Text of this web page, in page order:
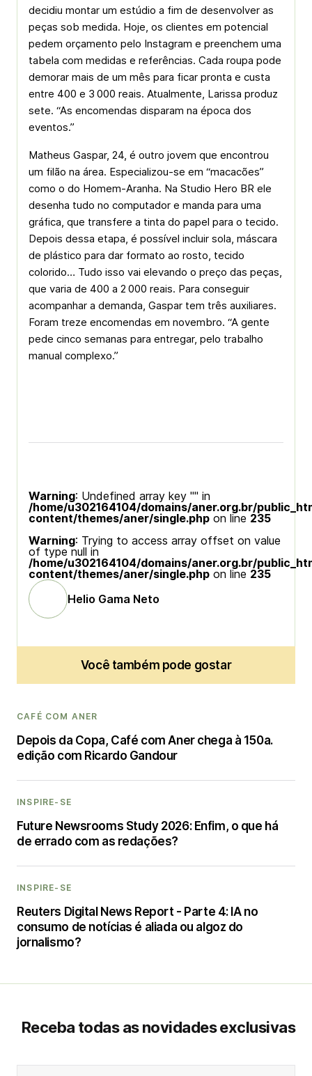
decidiu montar um estúdio a fim de desenvolver as
peças sob medida. Hoje, os clientes em potencial
pedem orçamento pelo Instagram e preenchem uma
tabela com medidas e referências. Cada roupa pode
demorar mais de um mês para ficar pronta e custa
entre 400 e 3 000 reais. Atualmente, Larissa produz
sete. “As encomendas disparam na época dos
eventos.”
Matheus Gaspar, 24, é outro jovem que encontrou
um filão na área. Especializou-se em “macacões”
como o do Homem-Aranha. Na Studio Hero BR ele
desenha tudo no computador e manda para uma
gráfica, que transfere a tinta do papel para o tecido.
Depois dessa etapa, é possível incluir sola, máscara
de plástico para dar formato ao rosto, tecido
colorido… Tudo isso vai elevando o preço das peças,
que varia de 400 a 2 000 reais. Para conseguir
acompanhar a demanda, Gaspar tem três auxiliares.
Foram treze encomendas em novembro. “A gente
pede cinco semanas para entregar, pelo trabalho
manual complexo.”
Warning: Undefined array key "" in
/home/u302164104/domains/aner.org.br/
content/themes/aner/single.php on line 235
Warning: Trying to access array offset on value
of type null in
/home/u302164104/domains/aner.org.br/
content/themes/aner/single.php on line 235
Helio Gama Neto
Você também pode gostar
CAFÉ COM ANER
Depois da Copa, Café com Aner chega à 150a.
edição com Ricardo Gandour
INSPIRE-SE
Future Newsrooms Study 2026: Enfim, o que há
de errado com as redações?
INSPIRE-SE
Reuters Digital News Report - Parte 4: IA no
consumo de notícias é aliada ou algoz do
jornalismo?
Receba todas as novidades exclusivas